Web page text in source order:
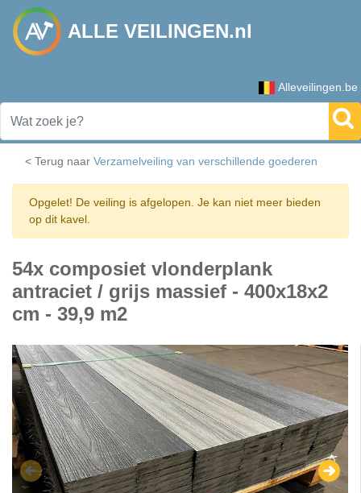
ALLE VEILINGEN.nl
Alleveilingen.be
< Terug naar Verzamelveiling van verschillende goederen
Opgelet! De veiling is afgelopen. Je kan niet meer bieden
op dit kavel.
54x composiet vlonderplank
antraciet / grijs massief - 400x18x2
cm - 39,9 m2